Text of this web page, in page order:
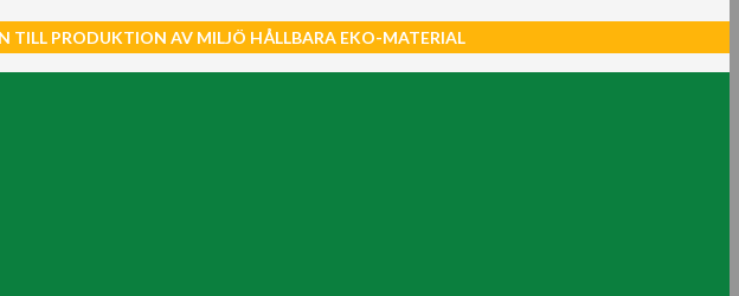
TILL PRODUKTION AV MILJÖ HÅLLBARA EKO-MATERIAL